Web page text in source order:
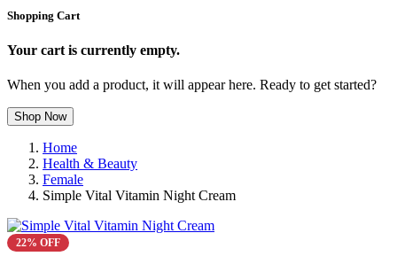
Shopping Cart
Your cart is currently empty.
When you add a product, it will appear here. Ready to get started?
Shop Now
Home
Health & Beauty
Female
Simple Vital Vitamin Night Cream
22% OFF